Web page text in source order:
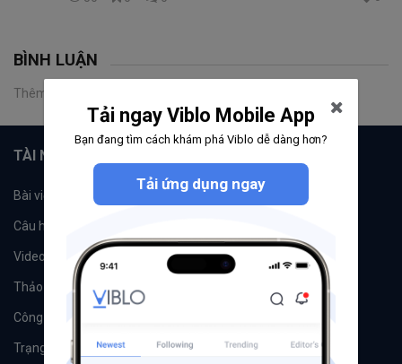
BÌNH LUẬN
Thêm một bình luận
TÀI NGUYÊN
Bài viết Tổ chức
Câu hỏi
Videos Tác giả
Thảo luận
Công cụ
Trạng thái hệ thống
Tải ngay Viblo Mobile App
Bạn đang tìm cách khám phá Viblo dễ dàng hơn?
Tải ứng dụng ngay